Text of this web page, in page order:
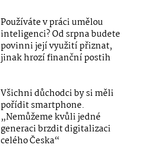
Používáte v práci umělou
inteligenci? Od srpna budete
povinni její využití přiznat,
jinak hrozí finanční postih
Všichni důchodci by si měli
pořídit smartphone.
„Nemůžeme kvůli jedné
generaci brzdit digitalizaci
celého Česka“